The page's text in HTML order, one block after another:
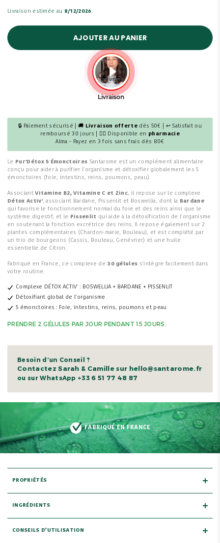
Livraison estimée au 8/12/2026
AJOUTER AU PANIER
🔒 Paiement sécurisé | 🚚 Livraison offerte dès 50€ | ↩ Satisfait ou
remboursé 30 jours | 👩‍⚕️ Disponible en pharmacie
Alma - Payez en 3 fois sans frais dès 80€
Le Pur'Détox 5 Émonctoires Santarome est un complément alimentaire
conçu pour aider à purifier l'organisme et détoxifier globalement les 5
émonctoires (foie, intestins, reins, poumons, peau).
AssociantVitamine B2, Vitamine C et Zinc, il repose sur le complexe
Détox Activ', associant Bardane, Pissenlit et Boswellia, dont la Bardane
qui favorise le fonctionnement normal du foie et des reins ainsi que le
système digestif, et le
Pissenlit qui aide à la détoxification de l'organisme
en soutenant la fonction excrétrice des reins. Il repose également sur 2
plantes complémentaires (Chardon-marie, Bouleau), et est complété par
un trio de bourgeons (Cassis, Bouleau, Genévrier) et une huile
essentielle de Citron.
Fabriqué en France, ce complexe de 30 gélules s'intègre facilement dans
votre routine.
Complexe DÉTOX ACTIV' : BOSWELLIA + BARDANE + PISSENLIT
Détoxifiant global de l'organisme
5 émonctoires : Foie, intestins, reins, poumons et peau
PRENDRE 2 GÉLULES PAR JOUR PENDANT 15 JOURS.
Besoin d’un Conseil ?
Contactez Sarah & Camille sur hello@santarome.fr
ou sur WhatsApp +33 6 51 77 48 87
FABRIQUÉ EN FRANCE
PROPRIÉTÉS
INGRÉDIENTS
CONSEILS D’UTILISATION